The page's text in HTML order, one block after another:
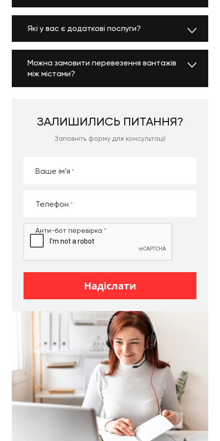
переїзд
Якщо вам знадобиться транспортування
або ж перевезення вантажу під час офісного
переїзду, звертайтеся до нас. У нас є
професійні
вантажники
та все необхідне для того аби
плану. Здійснюємо переїзди офісів та квартир під
Займаємося наданням комплексних послуг задля
важливими для них справами. У переліку послуг
пакування, винесення та занесення на поверх і не
професіонали своєї справи, які готові під ключ
транспортування. Незалежно від типу
вантажоперевезень, гарантуємо високу якість
робіт. Якщо вам потрібні вантажні перевезення
найближчим часом, наші висококваліфіковані
професіонали радо допоможуть.
Доставки вантажів
Надаємо послуги з перевезення вантажів у
вантажному таксі. В автопарку є всі необхідні
транспортні засоби для того аби перевезти по
місту та за його межі будь-що. На виклики
приїздимо максимально швидко, гарантуємо
цілісність і збереження майна замовників.
Незалежно від того, потрібен вам мувінг
негабаритних вантажів чи послуги з перевезення
вантажів великих габаритів, завжди підстрахуємо
Які у вас є додаткові послуги?
Можна замовити перевезення вантажів
між містами?
ЗАЛИШИЛИСЬ ПИТАННЯ?
Заповніть форму для консультації
Ваше ім'я
Телефон
Анти-бот перевірка
Надіслати